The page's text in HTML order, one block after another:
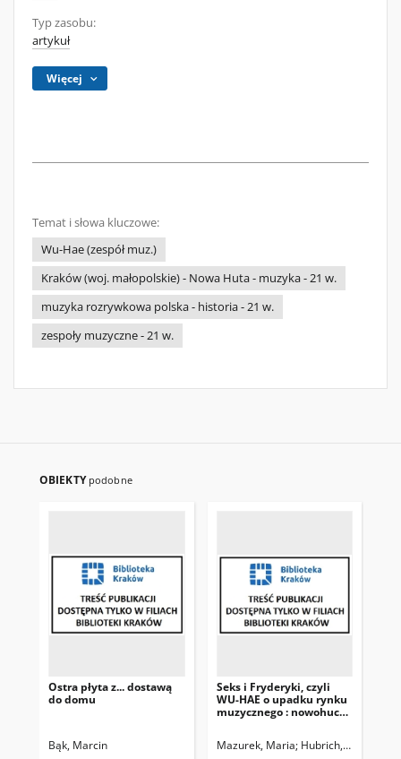
Typ zasobu:
artykuł
Więcej
Temat i słowa kluczowe:
Wu-Hae (zespół muz.)
Kraków (woj. małopolskie) - Nowa Huta - muzyka - 21 w.
muzyka rozrywkowa polska - historia - 21 w.
zespoły muzyczne - 21 w.
OBIEKTY podobne
Ostra płyta z... dostawą
do domu
Bąk, Marcin
Seks i Fryderyki, czyli
WU-HAE o upadku rynku
muzycznego : nowohucki
fonograficznym. Czy ma
Mazurek, Maria Hubrich, Jan. Fot.